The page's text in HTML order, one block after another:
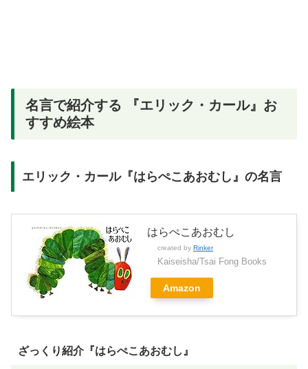
名言で紹介する 『エリック・カール』お
すすめ絵本
エリック・カール『はらぺこあおむし』の名言
はらぺこあおむし
created by Rinker
Kaiseisha/Tsai Fong Books
Amazon
ざっくり紹介『はらぺこあおむし』